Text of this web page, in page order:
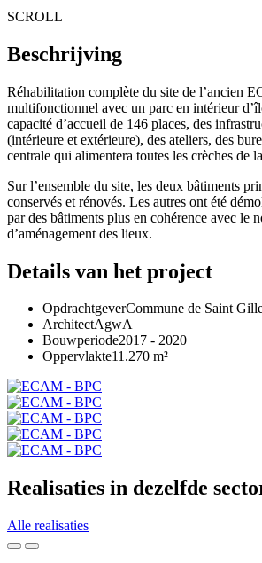
SCROLL
Beschrijving
Réhabilitation complète du site de l’ancien
multifonctionnel avec un parc en intérieur
capacité d’accueil de 146 places, des
(intérieure et extérieure), des ateliers, des
centrale qui alimentera toutes les crèches de
Sur l’ensemble du site, les deux bâtiments
conservés et rénovés. Les autres ont été
par des bâtiments plus en cohérence avec le
d’aménagement des lieux.
Details van het project
OpdrachtgeverCommune de Saint
ArchitectAgwA
Bouwperiode2017 - 2020
Oppervlakte11.270 m²
Realisaties in dezelfde
Alle realisaties